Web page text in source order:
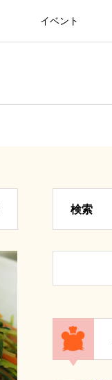
イベント
検索